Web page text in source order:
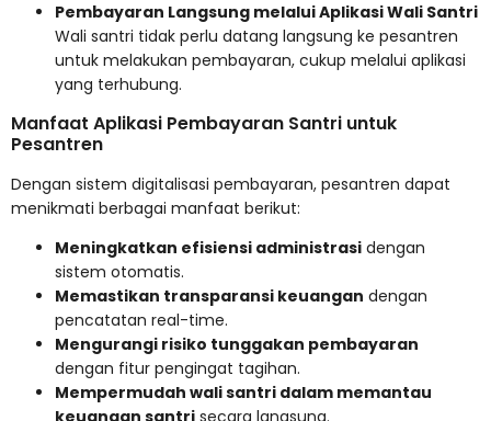
Pembayaran Langsung melalui Aplikasi Wali Santri
Wali santri tidak perlu datang langsung ke pesantren
untuk melakukan pembayaran, cukup melalui aplikasi
yang terhubung.
Manfaat Aplikasi Pembayaran Santri untuk
Pesantren
Dengan sistem digitalisasi pembayaran, pesantren dapat
menikmati berbagai manfaat berikut:
Meningkatkan efisiensi administrasi dengan
sistem otomatis.
Memastikan transparansi keuangan dengan
pencatatan real-time.
Mengurangi risiko tunggakan pembayaran
dengan fitur pengingat tagihan.
Mempermudah wali santri dalam memantau